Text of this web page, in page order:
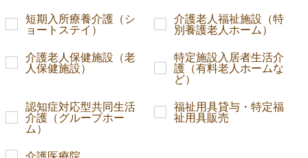
短期入所療養介護（シ
ョートステイ）
介護老人福祉施設（特
別養護老人ホーム）
介護老人保健施設（老
人保健施設）
特定施設入居者生活介
護（有料老人ホームな
ど）
認知症対応型共同生活
介護（グループホー
ム）
福祉用具貸与・特定福
祉用具販売